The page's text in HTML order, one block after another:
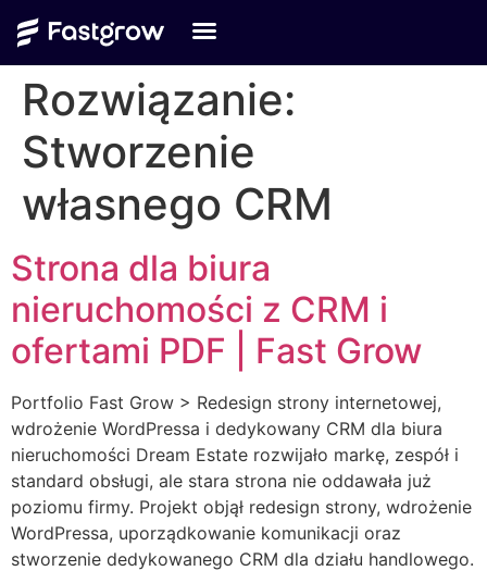
Rozwiązanie:
Stworzenie
własnego CRM
Strona dla biura
nieruchomości z CRM i
ofertami PDF | Fast Grow
Portfolio Fast Grow > Redesign strony internetowej,
wdrożenie WordPressa i dedykowany CRM dla biura
nieruchomości Dream Estate rozwijało markę, zespół i
standard obsługi, ale stara strona nie oddawała już
poziomu firmy. Projekt objął redesign strony, wdrożenie
WordPressa, uporządkowanie komunikacji oraz
stworzenie dedykowanego CRM dla działu handlowego.